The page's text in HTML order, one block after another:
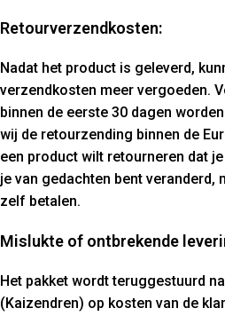
Retourverzendkosten:
Nadat het product is geleverd,
verzendkosten meer vergoeden.
binnen de eerste 30 dagen
wij de retourzending binnen de
een product wilt retourneren dat
je van gedachten bent veranderd,
zelf betalen.
Mislukte of ontbrekende
Het pakket wordt teruggestuurd
(Kaizendren) op kosten van de